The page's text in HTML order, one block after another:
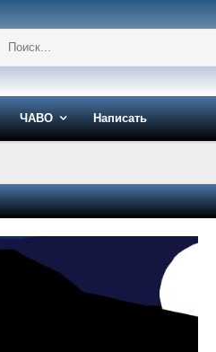
ЧАВО Написать